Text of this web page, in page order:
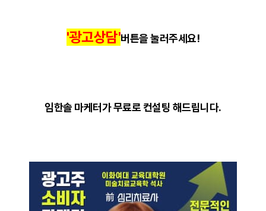
'광고상담'버튼을 눌러주세요!
임한솔 마케터가 무료로 컨설팅 해드립니다.